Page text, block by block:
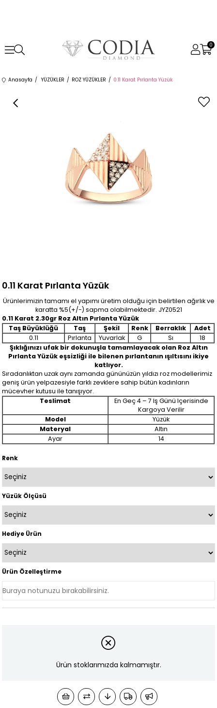
0
Anasayfa YÜZÜKLER ROZ YÜZÜKLER 0.11 Karat Pırlanta Yüzük
0.11 Karat Pırlanta Yüzük
Ürünlerimizin tamamı el yapımı üretim olduğu için belirtilen ağırlık ve
karatta %5(+/-) sapma olabilmektedir. JYZ0521
0.11 Karat 2.30gr Roz Altın Pırlanta Yüzük
Taş Büyüklüğü
Taş Şekil Renk Berraklık
Adet
0.11
Pırlanta Yuvarlak G Sı
18
Şıklığınızı ufak bir dokunuşla tamamlayacak olan Roz Altın
Pırlanta Yüzük eşsizliği ile bilenen pırlantanın ışıltısını ikiye
katlıyor.
Sıradanlıktan uzak aynı zamanda gününüzün yıldızı roz modellerimiz
geniş ürün yelpazesiyle farklı zevklere sahip bütün kadınların
mücevher kutusu ile tanışıyor.
Teslimat
En Geç 4 – 7 Iş Günü Içerisinde
Kargoya Verilir
Model
Yüzük
Materyal
Altın
Ayar
14
Renk
Yüzük Ölçüsü
Hediye Ürün
Ürün Özelleştirme
Ürün stoklarımızda kalmamıştır.